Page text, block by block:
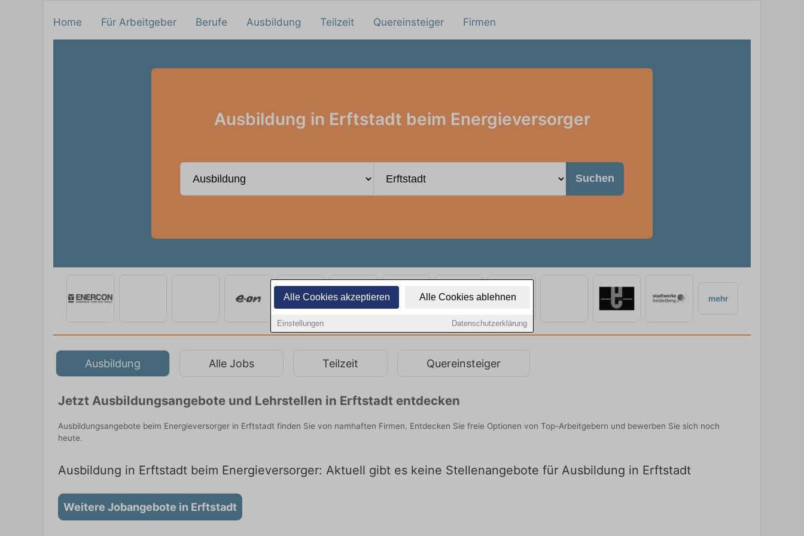
Alle Cookies akzeptieren Alle Cookies ablehnen
Einstellungen Datenschutzerklärung
Home Für Arbeitgeber Berufe Ausbildung Teilzeit Quereinsteiger Firmen
Ausbildung in Erftstadt beim Energieversorger
Suchen
mehr
Ausbildung Alle Jobs Teilzeit Quereinsteiger
Jetzt Ausbildungsangebote und Lehrstellen in Erftstadt entdecken
Ausbildungsangebote beim Energieversorger in Erftstadt finden Sie von namhaften Firmen. Entdecken Sie freie Optionen von Top-Arbeitgebern und bewerben Sie sich noch
heute.
Ausbildung in Erftstadt beim Energieversorger: Aktuell gibt es keine Stellenangebote für Ausbildung in Erftstadt
Weitere Jobangebote in Erftstadt